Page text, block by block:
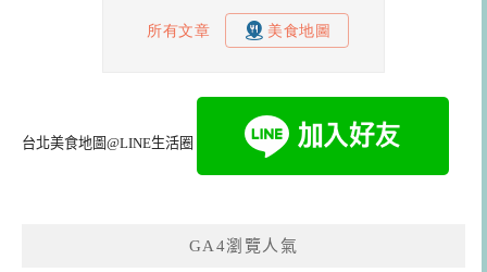
台北美食地圖@LINE生活圈
GA4瀏覽人氣